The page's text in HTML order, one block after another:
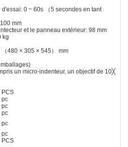
0 ~ 60s （5 secondes en tant
mm
et le panneau extérieur: 98 mm
kg
480 × 305 × 545） mm
un micro-indenteur, un objectif de 10╳
PCS
pc
pc
pc
pc
pc
PCS